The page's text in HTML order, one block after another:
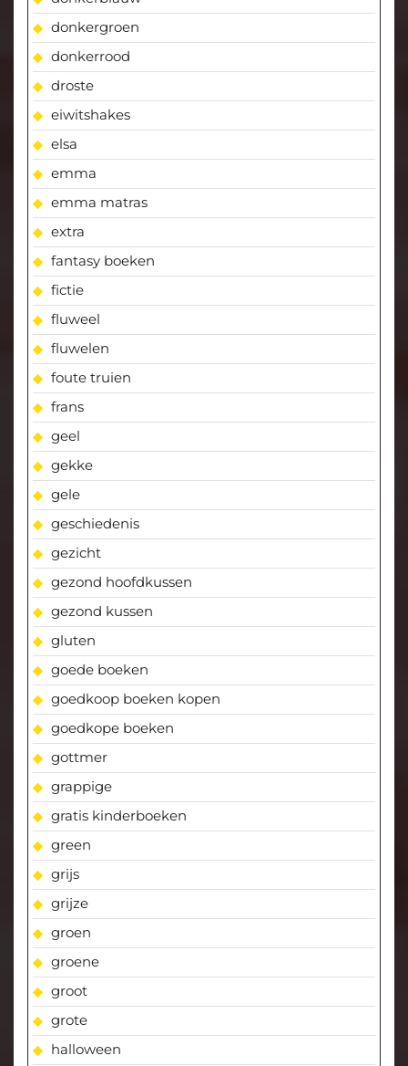
donkergroen
donkerrood
droste
eiwitshakes
elsa
emma
emma matras
extra
fantasy boeken
fictie
fluweel
fluwelen
foute truien
frans
geel
gekke
gele
geschiedenis
gezicht
gezond hoofdkussen
gezond kussen
gluten
goede boeken
goedkoop boeken kopen
goedkope boeken
gottmer
grappige
gratis kinderboeken
green
grijs
grijze
groen
groene
groot
grote
halloween